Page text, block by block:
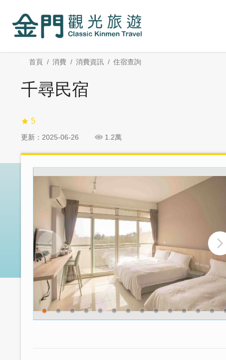
內
首頁 消費 消費資訊 住宿查詢
千尋民宿
5
更新：2025-06-26 1.2萬
分